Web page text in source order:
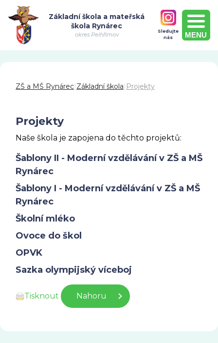
Základní škola a mateřská
škola Rynárec
okres Pelhřimov
Sledujte
nás
MENU
ZŠ a MŠ Rynárec|Základní škola| Projekty
Projekty
Naše škola je zapojena do těchto projektů:
Šablony II - Moderní vzdělávání v ZŠ a MŠ
Rynárec
Šablony I - Moderní vzdělávání v ZŠ a MŠ
Rynárec
Školní mléko
Ovoce do škol
OPVK
Sazka olympijský víceboj
Tisknout Nahoru